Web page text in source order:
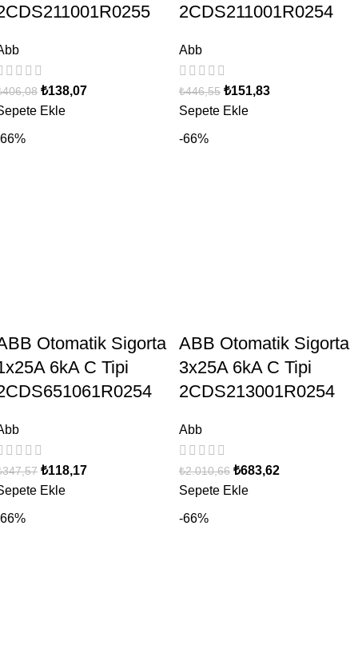
406,08 ₺138,07
Ekle
2CDS211001R0254
Abb
₺446,55 ₺151,83
Sepete Ekle
Otomatik Sigorta
6kA C Tipi
347,57 ₺118,17
Ekle
-66%
ABB Otomatik Sigorta
3x25A 6kA C Tipi
2CDS213001R0254
Abb
₺2.010,66 ₺683,62
Sepete Ekle
-66%